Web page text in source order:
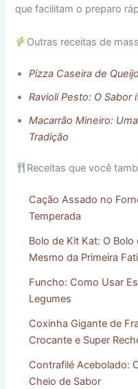
que facilitam o preparo
Outras receitas de
Pizza Caseira de
Ravioli Pesto: O Sabor
Macarrão Mineiro:
Tradição
Receitas que você
Cação Assado no
Temperada
Bolo de Kit Kat: O
Mesmo da Primeira
Funcho: Como Usar
Legumes
Coxinha Gigante de
Crocante e Super
Contrafilé Acebolado:
Cheio de Sabor